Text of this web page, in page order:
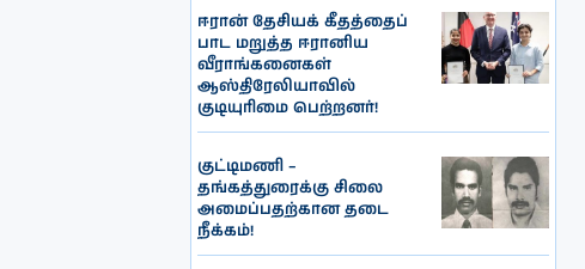
ஈரான் தேசியக் கீதத்தைப்
பாட மறுத்த ஈரானிய
வீராங்கனைகள்
ஆஸ்திரேலியாவில்
குடியுரிமை பெற்றனர்!
குட்டிமணி –
தங்கத்துரைக்கு சிலை
அமைப்பதற்கான தடை
நீக்கம்!